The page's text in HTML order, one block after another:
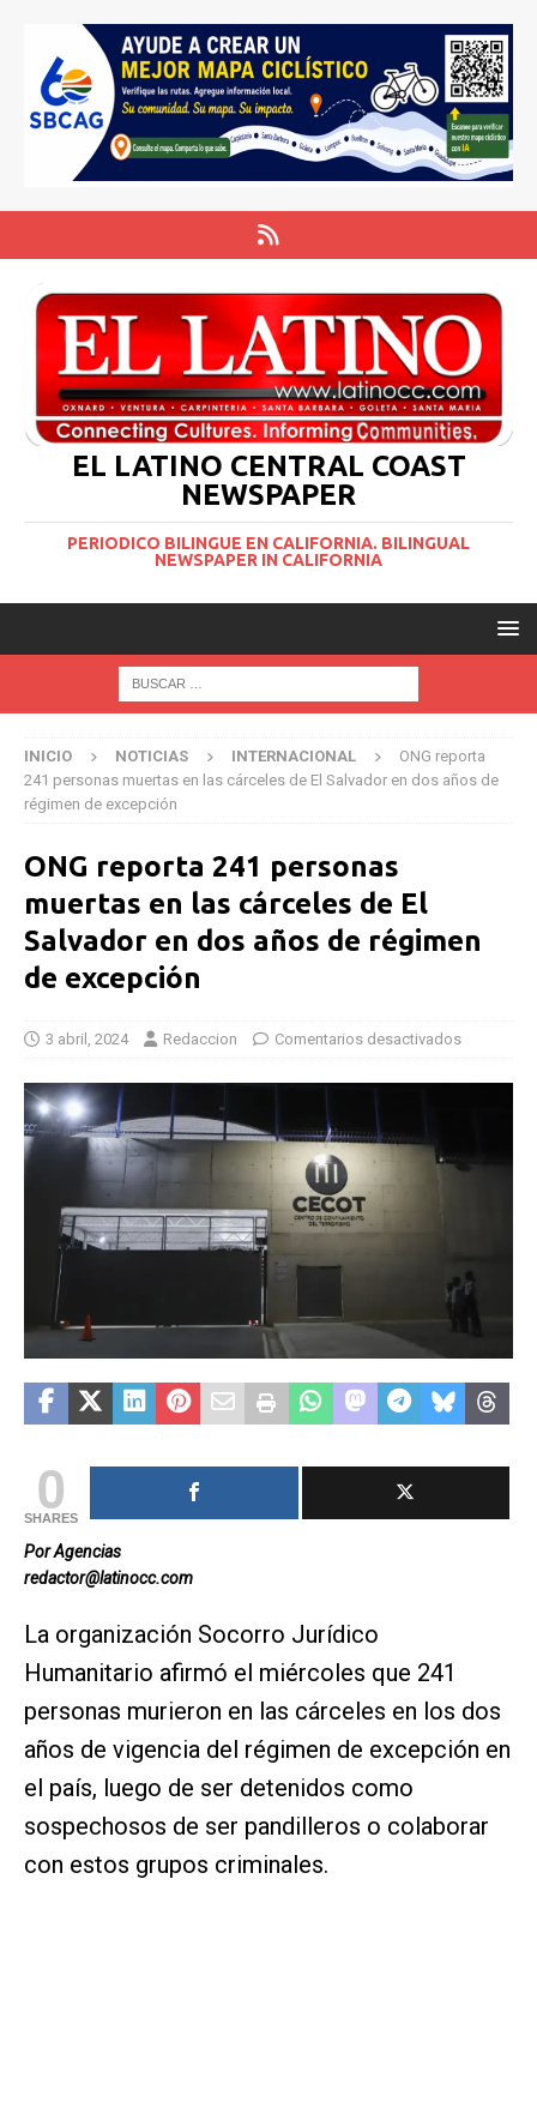
EL LATINO CENTRAL COAST
NEWSPAPER
PERIODICO BILINGUE EN CALIFORNIA. BILINGUAL
NEWSPAPER IN CALIFORNIA
INICIO NOTICIAS INTERNACIONAL
ONG reporta
241 personas muertas en las cárceles de El Salvador en dos años de
régimen de excepción
ONG reporta 241 personas
muertas en las cárceles de El
Salvador en dos años de régimen
de excepción
3 abril, 2024 Redaccion Comentarios desactivados
0
SHARES
Por Agencias
redactor@latinocc.com
La organización Socorro Jurídico
Humanitario afirmó el miércoles que 241
personas murieron en las cárceles en los dos
años de vigencia del régimen de excepción en
el país, luego de ser detenidos como
sospechosos de ser pandilleros o colaborar
con estos grupos criminales.